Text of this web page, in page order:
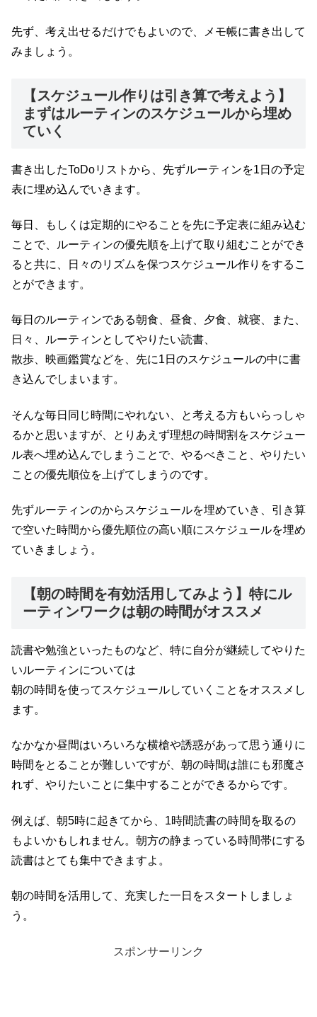
先ず、考え出せるだけでもよいので、メモ帳に書き出して
みましょう。
【スケジュール作りは引き算で考えよう】
まずはルーティンのスケジュールから埋め
ていく
書き出したToDoリストから、先ずルーティンを1日の予定
表に埋め込んでいきます。
毎日、もしくは定期的にやることを先に予定表に組み込む
ことで、ルーティンの優先順を上げて取り組むことができ
ると共に、日々のリズムを保つスケジュール作りをするこ
とができます。
毎日のルーティンである朝食、昼食、夕食、就寝、また、
日々、ルーティンとしてやりたい読書、
散歩、映画鑑賞などを、先に1日のスケジュールの中に書
き込んでしまいます。
そんな毎日同じ時間にやれない、と考える方もいらっしゃ
るかと思いますが、とりあえず理想の時間割をスケジュー
ル表へ埋め込んでしまうことで、やるべきこと、やりたい
ことの優先順位を上げてしまうのです。
先ずルーティンのからスケジュールを埋めていき、引き算
で空いた時間から優先順位の高い順にスケジュールを埋め
ていきましょう。
【朝の時間を有効活用してみよう】特にル
ーティンワークは朝の時間がオススメ
読書や勉強といったものなど、特に自分が継続してやりた
いルーティンについては
朝の時間を使ってスケジュールしていくことをオススメし
ます。
なかなか昼間はいろいろな横槍や誘惑があって思う通りに
時間をとることが難しいですが、朝の時間は誰にも邪魔さ
れず、やりたいことに集中することができるからです。
例えば、朝5時に起きてから、1時間読書の時間を取るの
もよいかもしれません。朝方の静まっている時間帯にする
読書はとても集中できますよ。
朝の時間を活用して、充実した一日をスタートしましょ
う。
スポンサーリンク